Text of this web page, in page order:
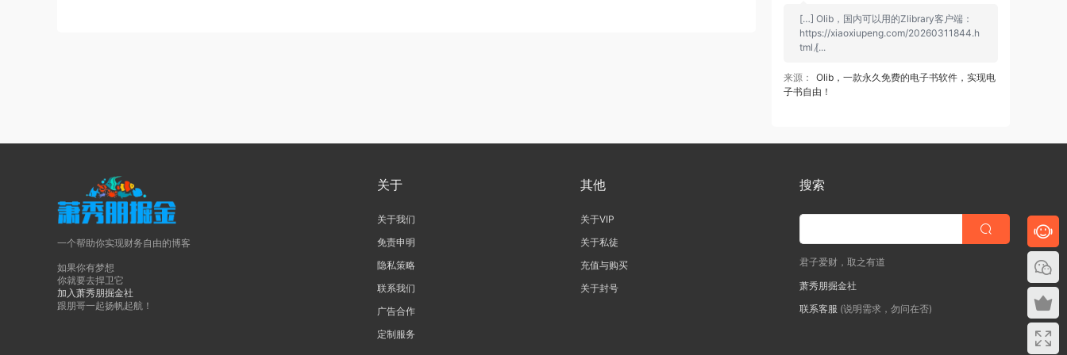
[…] Olib，国内可以用的Zlibrary客户端：
https://xiaoxiupeng.com/20260311844.h
tml [̷...
来源：
Olib，一款永久免费的电子书软件，实现电
子书自由！
一个帮助你实现财务自由的博客
如果你有梦想
你就要去捍卫它
加入萧秀朋掘金社
跟朋哥一起扬帆起航！
关于
关于我们
免责申明
隐私策略
联系我们
广告合作
定制服务
其他
关于VIP
关于私徒
充值与购买
关于封号
搜索
君子爱财，取之有道
萧秀朋掘金社
联系客服 (说明需求，勿问在否)